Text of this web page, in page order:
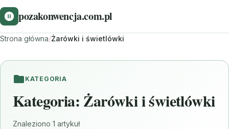
pozakonwencja.com.pl
Strona główna/Żarówki i świetlówki
KATEGORIA
Kategoria: Żarówki i świetlówki
Znaleziono 1 artykuł